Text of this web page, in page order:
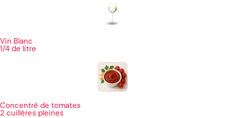
Vin Blanc
1/4 de litre
Concentré de tomates
2 cuillères pleines